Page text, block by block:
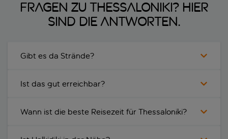
Fragen zu Thessaloniki? Hier
sind die Antworten.
Gibt es da Strände?
Ist das gut erreichbar?
Wann ist die beste Reisezeit für Thessaloniki?